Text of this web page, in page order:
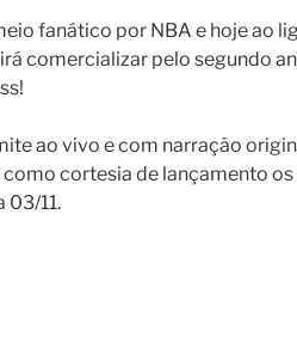
fanático por NBA e hoje ao
comercializar pelo segundo
ao vivo e com narração
cortesia de lançamento os
03/11.